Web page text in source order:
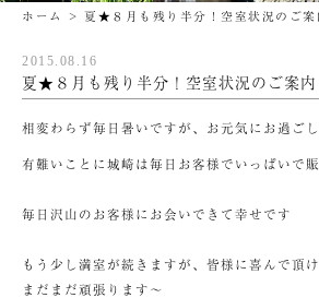
ホーム > 夏★８月も残り半分！空室状況のご
2015.08.16
夏★８月も残り半分！空室状況のご案
相変わらず毎日暑いですが、お元気にお過ご
有難いことに城崎は毎日お客様でいっぱいで
毎日沢山のお客様にお会いできて幸せです
もう少し満室が続きますが、皆様に喜んで頂
まだまだ頑張ります～